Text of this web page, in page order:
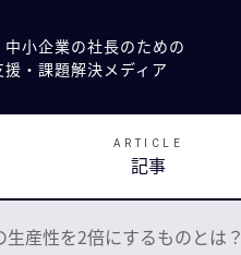
中小企業の社長のための
援・課題解決メディア
ARTICLE
記事
生産性を2倍にするものとは？